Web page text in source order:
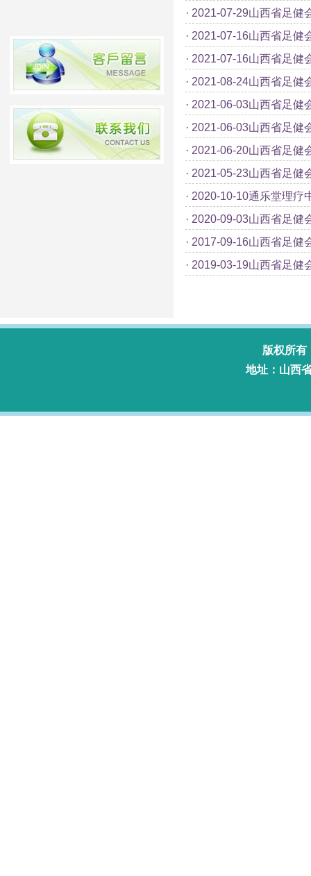
· 2021-07-29山西省足健
· 2021-07-16山西省足健
· 2021-07-16山西省足健
· 2021-08-24山西省足健
· 2021-06-03山西省足健
· 2021-06-03山西省足健
· 2021-06-20山西省足健
· 2021-05-23山西省足健
· 2020-10-10通乐堂理疗
· 2020-09-03山西省足健
· 2017-09-16山西省足健
· 2019-03-19山西省足健
版权所有
地址：山西